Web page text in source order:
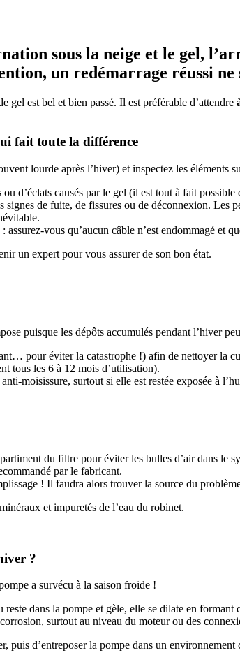
sous la neige et le gel,
un redémarrage réussi ne
gel est bel et bien passé. Il est préférable d’attendre
fait toute la différence
lourde après l’hiver) et inspectez les éléments
ou d’éclats causés par le gel (il est tout à fait
signes de fuite, de fissures ou de déconnexion. Les
: assurez-vous qu’aucun câble n’est endommagé et
un expert pour vous assurer de son bon état.
puisque les dépôts accumulés pendant l’hiver
pour éviter la catastrophe !) afin de nettoyer la
tous les 6 à 12 mois d’utilisation).
moisissure, surtout si elle est restée exposée à
du filtre pour éviter les bulles d’air dans le
par le fabricant.
! Il faudra alors trouver la source du
et impuretés de l’eau du robinet.
?
a survécu à la saison froide !
reste dans la pompe et gèle, elle se dilate en
surtout au niveau du moteur ou des
puis d’entreposer la pompe dans un environnement